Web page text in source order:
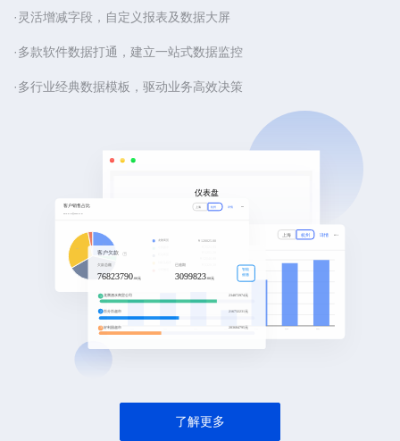
·灵活增减字段，自定义报表及数据大屏
·多款软件数据打通，建立一站式数据监控
·多行业经典数据模板，驱动业务高效决策
了解更多